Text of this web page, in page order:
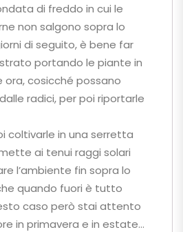
di freddo in cui le
non salgono sopra lo
di seguito, è bene far
portando le piante in
ora, cosicché possano
radici, per poi riportarle
coltivarle in una serretta
ai tenui raggi solari
l’ambiente fin sopra lo
quando fuori è tutto
caso però stai attento
in primavera e in estate…